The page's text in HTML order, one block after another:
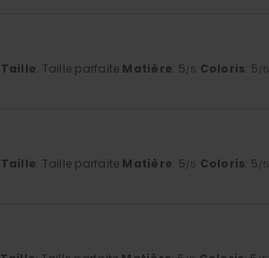
Taille: Taille parfaite Matière: 5/5 Coloris: 5/5
Taille: Taille parfaite Matière: 5/5 Coloris: 5/5